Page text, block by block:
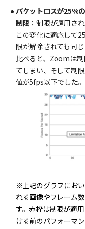
パケットロスが25%
制限：制限が適用さ
この変化に適応して
限が解除されても同
比べると、Zoomは
てしまい、そして制
値が5fps以下でした。
※上記のグラフにお
れる画像やフレーム
す。赤枠は制限が適
ける前のパフォーマ